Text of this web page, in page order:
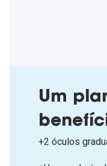
Um
+2 óculos